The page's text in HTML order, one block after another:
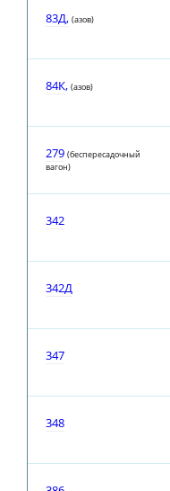
83Д, (азов)
84К, (азов)
279 (беспересадочный
вагон)
342
342Д
347
348